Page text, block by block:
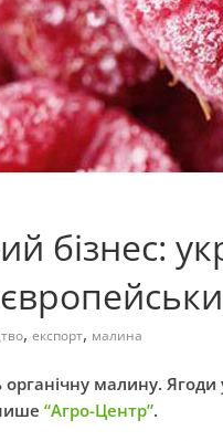
бізнес:
, експорт, малина
малину.
“Агро-Центр”.